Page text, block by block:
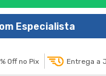
Especialista
Off no Pix Entrega a